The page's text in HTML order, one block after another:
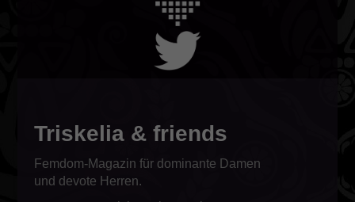
Triskelia & friends
Femdom-Magazin für dominante Damen
und devote Herren.